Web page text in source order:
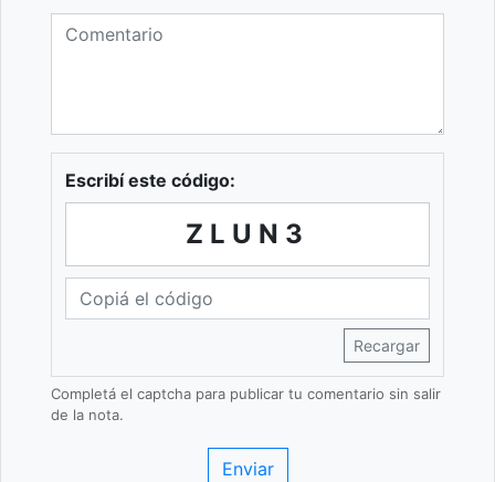
Escribí este código:
ZLUN3
Recargar
Completá el captcha para publicar tu comentario sin salir
de la nota.
Enviar